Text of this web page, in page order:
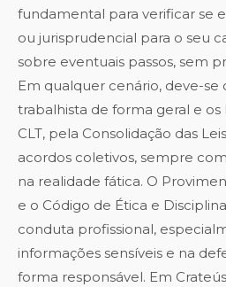
fundamental para verificar se
ou jurisprudencial para o seu
sobre eventuais passos, sem
Em qualquer cenário, deve-se
trabalhista de forma geral e
CLT, pela Consolidação das
acordos coletivos, sempre
na realidade fática. O
e o Código de Ética e
conduta profissional,
informações sensíveis e na
forma responsável. Em